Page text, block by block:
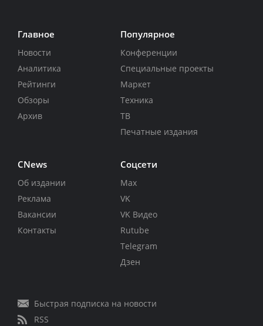
Главное
Новости
Аналитика
Рейтинги
Обзоры
Архив
Популярное
Конференции
Специальные проекты
Маркет
Техника
ТВ
Печатные издания
CNews
Об издании
Реклама
Вакансии
Контакты
Соцсети
Max
VK
VK Видео
Rutube
Telegram
Дзен
Быстрая подписка на новости
RSS